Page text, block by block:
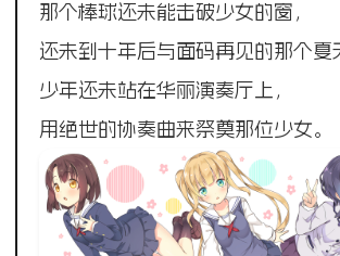
那个棒球还未能击破少女的窗，
还未到十年后与面码再见的那个夏
少年还未站在华丽演奏厅上，
用绝世的协奏曲来祭奠那位少女。